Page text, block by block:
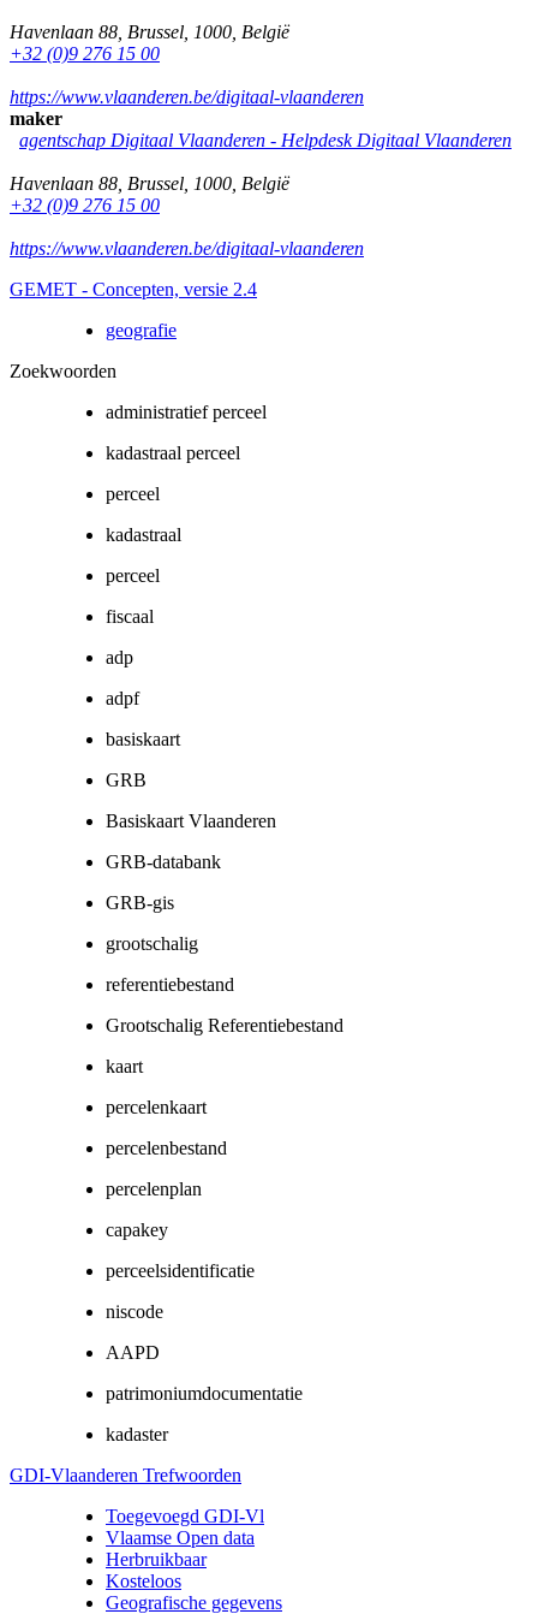
Havenlaan 88 Brussel 1000 België
+32 (0)9 276 15 00
https://www.vlaanderen.be/digitaal-vlaanderen
maker
agentschap Digitaal Vlaanderen - Helpdesk Digitaal Vlaanderen
Havenlaan 88 Brussel 1000 België
+32 (0)9 276 15 00
https://www.vlaanderen.be/digitaal-vlaanderen
GEMET - Concepten, versie 2.4
geografie
Zoekwoorden
administratief perceel
kadastraal perceel
perceel
kadastraal
perceel
fiscaal
adp
adpf
basiskaart
GRB
Basiskaart Vlaanderen
GRB-databank
GRB-gis
grootschalig
referentiebestand
Grootschalig Referentiebestand
kaart
percelenkaart
percelenbestand
percelenplan
capakey
perceelsidentificatie
niscode
AAPD
patrimoniumdocumentatie
kadaster
GDI-Vlaanderen Trefwoorden
Toegevoegd GDI-Vl
Vlaamse Open data
Herbruikbaar
Kosteloos
Geografische gegevens